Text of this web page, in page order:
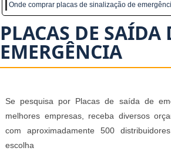
Onde comprar placas de sinalização de
PLACAS DE SAÍDA
EMERGÊNCIA
Se pesquisa por Placas de saída de
melhores empresas, receba diversos
com aproximadamente 500
escolha